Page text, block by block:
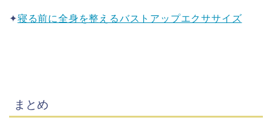
✦寝る前に全身を整えるバストアップエクササイズ
まとめ